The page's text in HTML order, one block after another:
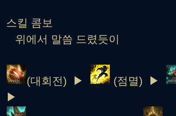
스킬 콤보
위에서 말씀 드렸듯이
(대회전) ▶ (점멸) ▶
▶